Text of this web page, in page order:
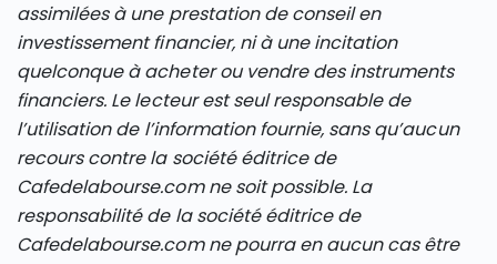
assimilées à une prestation de conseil en
investissement financier, ni à une incitation
quelconque à acheter ou vendre des instruments
financiers. Le lecteur est seul responsable de
l’utilisation de l’information fournie, sans qu’aucun
recours contre la société éditrice de
Cafedelabourse.com ne soit possible. La
responsabilité de la société éditrice de
Cafedelabourse.com ne pourra en aucun cas être